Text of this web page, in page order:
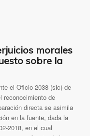
morales
sobre la
el Oficio 2038 (sic) de
reconocimiento de
directa se asimila
en la fuente, dada la
2018, en el cual